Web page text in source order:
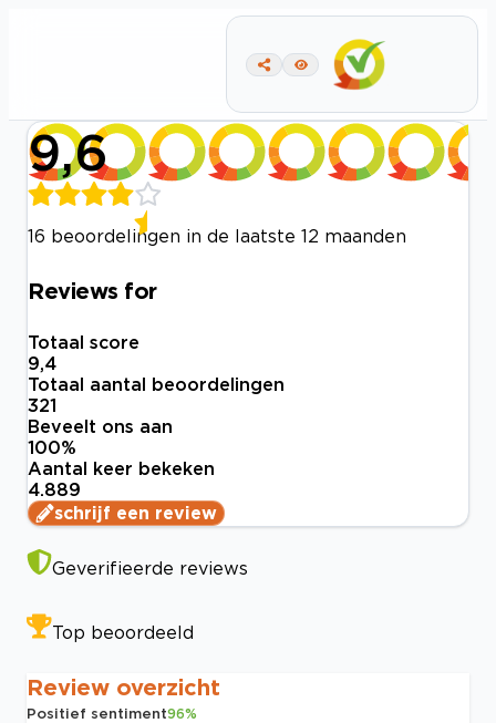
9,6
16 beoordelingen in de laatste 12 maanden
Reviews for
Totaal score
9,4
Totaal aantal beoordelingen
321
Beveelt ons aan
100%
Aantal keer bekeken
4.889
schrijf een review
Geverifieerde reviews
Top beoordeeld
Review overzicht
Positief sentiment96%